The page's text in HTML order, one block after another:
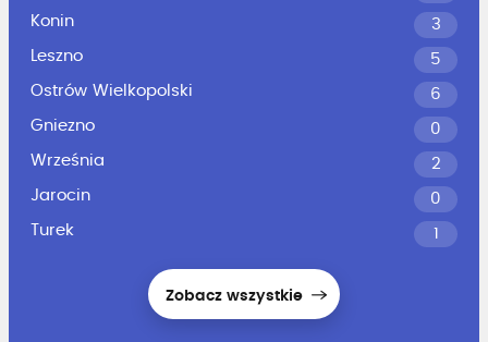
Konin
3
Leszno
5
Ostrów Wielkopolski
6
Gniezno
0
Września
2
Jarocin
0
Turek
1
Zobacz wszystkie